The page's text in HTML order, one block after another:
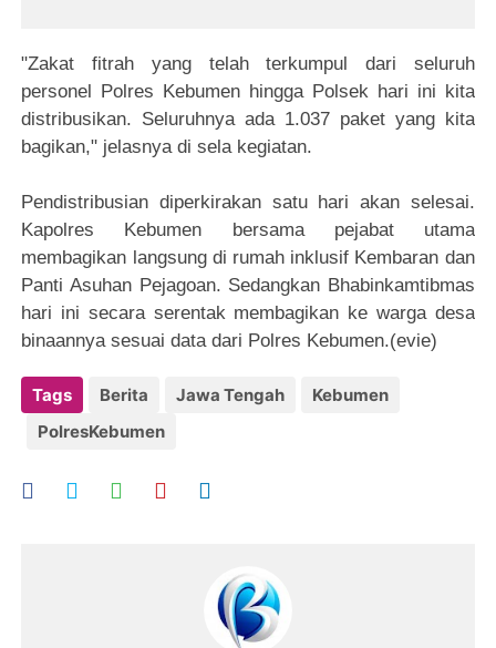
"Zakat fitrah yang telah terkumpul dari seluruh
personel Polres Kebumen hingga Polsek hari ini kita
distribusikan. Seluruhnya ada 1.037 paket yang kita
bagikan," jelasnya di sela kegiatan.
Pendistribusian diperkirakan satu hari akan selesai.
Kapolres Kebumen bersama pejabat utama
membagikan langsung di rumah inklusif Kembaran dan
Panti Asuhan Pejagoan. Sedangkan Bhabinkamtibmas
hari ini secara serentak membagikan ke warga desa
binaannya sesuai data dari Polres Kebumen.(evie)
Tags Berita Jawa Tengah
Kebumen
PolresKebumen